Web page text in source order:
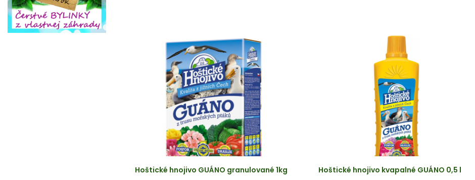
Hoštické hnojivo GUÁNO granulované 1kg Hoštické hnojivo kvapalné GUÁNO 0,5 l